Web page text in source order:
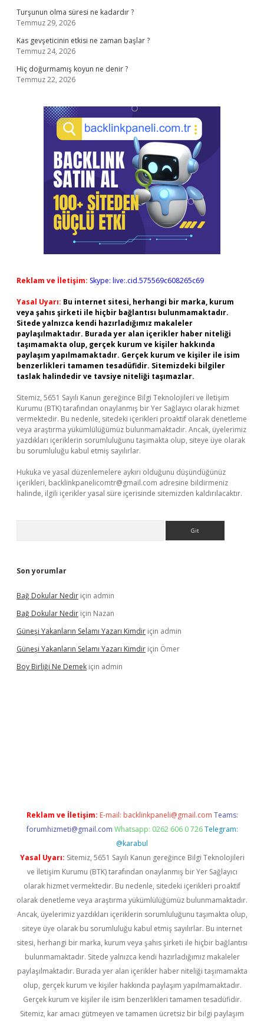
Turşunun olma süresi ne kadardır ?
Temmuz 29, 2026
Kas gevşeticinin etkisi ne zaman başlar ?
Temmuz 24, 2026
Hiç doğurmamış koyun ne denir ?
Temmuz 22, 2026
Reklam ve İletişim: Skype: live:.cid.575569c608265c69
Yasal Uyarı: Bu internet sitesi, herhangi bir marka, kurum
veya şahıs şirketi ile hiçbir bağlantısı bulunmamaktadır.
Sitede yalnızca kendi hazırladığımız makaleler
paylaşılmaktadır. Burada yer alan içerikler haber niteliği
taşımamakta olup, gerçek kurum ve kişiler hakkında
paylaşım yapılmamaktadır. Gerçek kurum ve kişiler ile isim
benzerlikleri tamamen tesadüfidir. Sitemizdeki bilgiler
taslak halindedir ve tavsiye niteliği taşımazlar.
Sitemiz, 5651 Sayılı Kanun gereğince Bilgi Teknolojileri ve İletişim
Kurumu (BTK) tarafından onaylanmış bir Yer Sağlayıcı olarak hizmet
vermektedir. Bu nedenle, sitedeki içerikleri proaktif olarak denetleme
veya araştırma yükümlülüğümüz bulunmamaktadır. Ancak, üyelerimiz
yazdıkları içeriklerin sorumluluğunu taşımakta olup, siteye üye olarak
bu sorumluluğu kabul etmiş sayılırlar.
Hukuka ve yasal düzenlemelere aykırı olduğunu düşündüğünüz
içerikleri, backlinkpanelicomtr@gmail.com adresine bildirmeniz
halinde, ilgili içerikler yasal süre içerisinde sitemizden kaldırılacaktır.
Son yorumlar
Bağ Dokular Nedir için admin
Bağ Dokular Nedir için Nazan
Güneşi Yakanların Selamı Yazarı Kimdir için admin
Güneşi Yakanların Selamı Yazarı Kimdir için Ömer
Boy Birliği Ne Demek için admin
Reklam ve İletişim: E-mail: backlinkpaneli@gmail.com Teams:
forumhizmeti@gmail.com Whatsapp: 0262 606 0 726 Telegram:
@karabul
Yasal Uyarı: Sitemiz, 5651 Sayılı Kanun gereğince Bilgi Teknolojileri
ve İletişim Kurumu (BTK) tarafından onaylanmış bir Yer Sağlayıcı
olarak hizmet vermektedir. Bu nedenle, sitedeki içerikleri proaktif
olarak denetleme veya araştırma yükümlülüğümüz bulunmamaktadır.
Ancak, üyelerimiz yazdıkları içeriklerin sorumluluğunu taşımakta olup,
siteye üye olarak bu sorumluluğu kabul etmiş sayılırlar. Bu internet
sitesi, herhangi bir marka, kurum veya şahıs şirketi ile hiçbir bağlantısı
bulunmamaktadır. Sitede yalnızca kendi hazırladığımız makaleler
paylaşılmaktadır. Burada yer alan içerikler haber niteliği taşımamakta
olup, gerçek kurum ve kişiler hakkında paylaşım yapılmamaktadır.
Gerçek kurum ve kişiler ile isim benzerlikleri tamamen tesadüfidir.
Sitemiz, kar amacı gütmeyen ve tamamen ücretsiz bir bilgi paylaşım